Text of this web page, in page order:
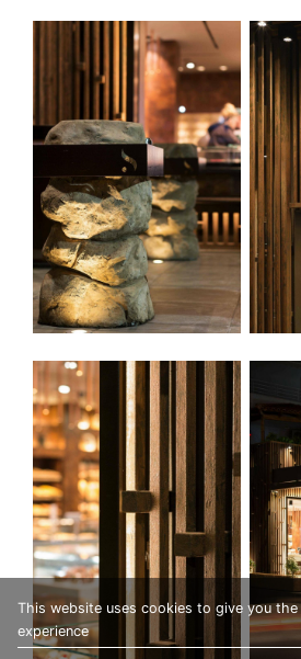
This website uses cookies to give you the
experience